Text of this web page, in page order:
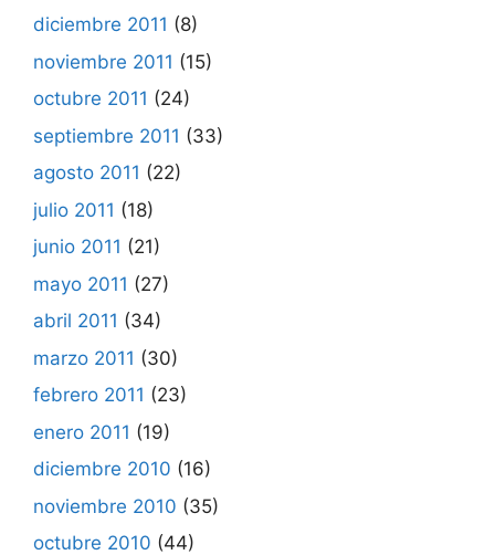
diciembre 2011 (8)
noviembre 2011 (15)
octubre 2011 (24)
septiembre 2011 (33)
agosto 2011 (22)
julio 2011 (18)
junio 2011 (21)
mayo 2011 (27)
abril 2011 (34)
marzo 2011 (30)
febrero 2011 (23)
enero 2011 (19)
diciembre 2010 (16)
noviembre 2010 (35)
octubre 2010 (44)